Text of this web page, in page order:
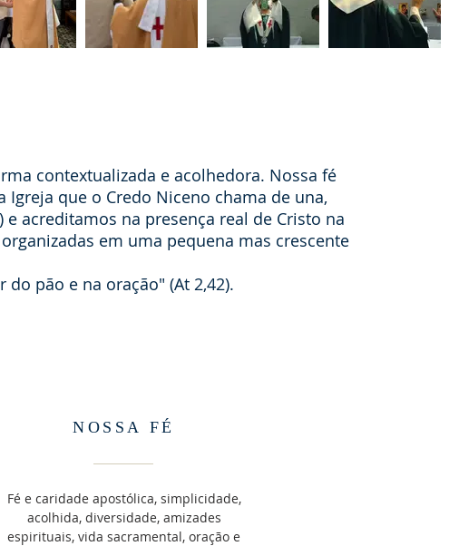
contextualizada e acolhedora. Nossa fé
que o Credo Niceno chama de una,
acreditamos na presença real de Cristo na
em uma pequena mas crescente
pão e na oração" (At 2,42).
NOSSA FÉ
Fé e caridade apostólica, simplicidade,
acolhida, diversidade, amizades
espirituais, vida sacramental, oração e